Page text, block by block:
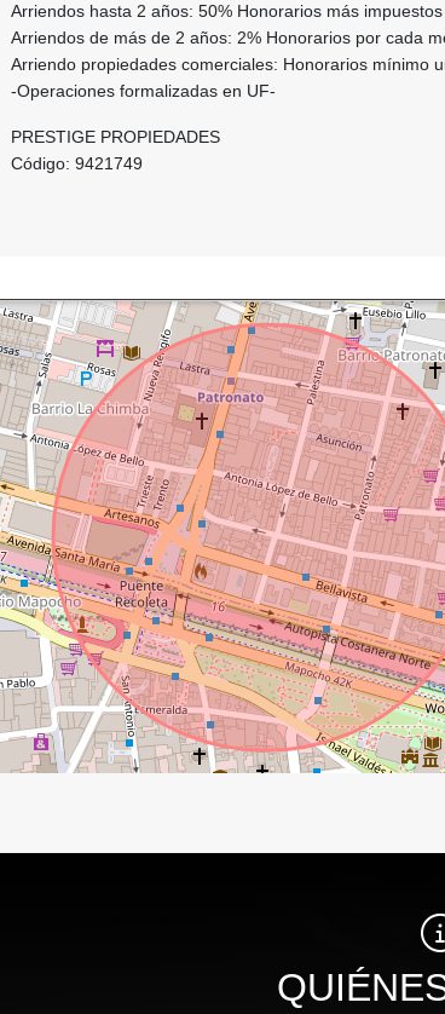
Arriendos hasta 2 años: 50% Honorarios más impuestos
Arriendos de más de 2 años: 2% Honorarios por cada
Arriendo propiedades comerciales: Honorarios mínimo
-Operaciones formalizadas en UF-
PRESTIGE PROPIEDADES
Código: 9421749